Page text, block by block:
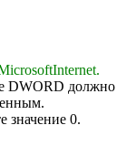
DWORD должно
значение 0.